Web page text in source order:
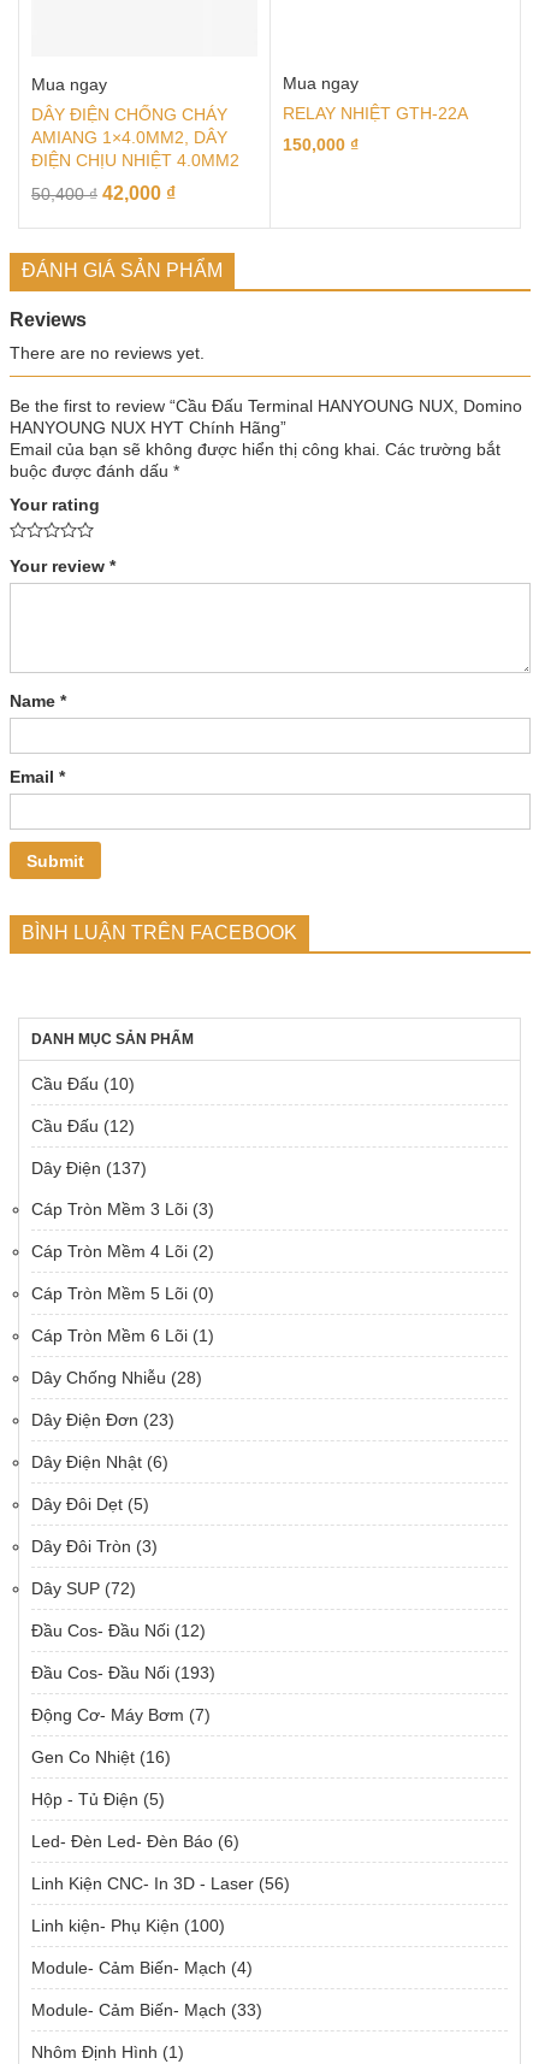
Mua ngay
DÂY ĐIỆN CHỐNG CHÁY
AMIANG 1×4.0MM2, DÂY
ĐIỆN CHỊU NHIỆT 4.0MM2
50,400₫ 42,000 ₫
Mua ngay
RELAY NHIỆT GTH-22A
150,000 ₫
ĐÁNH GIÁ SẢN PHẨM
Reviews
There are no reviews yet.
Be the first to review “Cầu Đấu Terminal HANYOUNG NUX, Domino
HANYOUNG NUX HYT Chính Hãng”
Email của bạn sẽ không được hiển thị công khai. Các trường bắt
buộc được đánh dấu *
Your rating
Your review *
Name *
Email *
BÌNH LUẬN TRÊN FACEBOOK
DANH MỤC SẢN PHẨM
Cầu Đấu (10)
Cầu Đấu (12)
Dây Điện (137)
Cáp Tròn Mềm 3 Lõi (3)
Cáp Tròn Mềm 4 Lõi (2)
Cáp Tròn Mềm 5 Lõi (0)
Cáp Tròn Mềm 6 Lõi (1)
Dây Chống Nhiễu (28)
Dây Điện Đơn (23)
Dây Điện Nhật (6)
Dây Đôi Dẹt (5)
Dây Đôi Tròn (3)
Dây SUP (72)
Đầu Cos- Đầu Nối (12)
Đầu Cos- Đầu Nối (193)
Động Cơ- Máy Bơm (7)
Gen Co Nhiệt (16)
Hộp - Tủ Điện (5)
Led- Đèn Led- Đèn Báo (6)
Linh Kiện CNC- In 3D - Laser (56)
Linh kiện- Phụ Kiện (100)
Module- Cảm Biến- Mạch (4)
Module- Cảm Biến- Mạch (33)
Nhôm Định Hình (1)